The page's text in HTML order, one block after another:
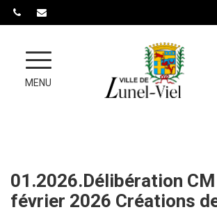
MENU
01.2026.Délibération
février 2026 Créations